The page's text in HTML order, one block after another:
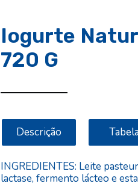
Iogurte
720 G
Descrição
INGREDIENTES: Leite
lactase, fermento lácteo e